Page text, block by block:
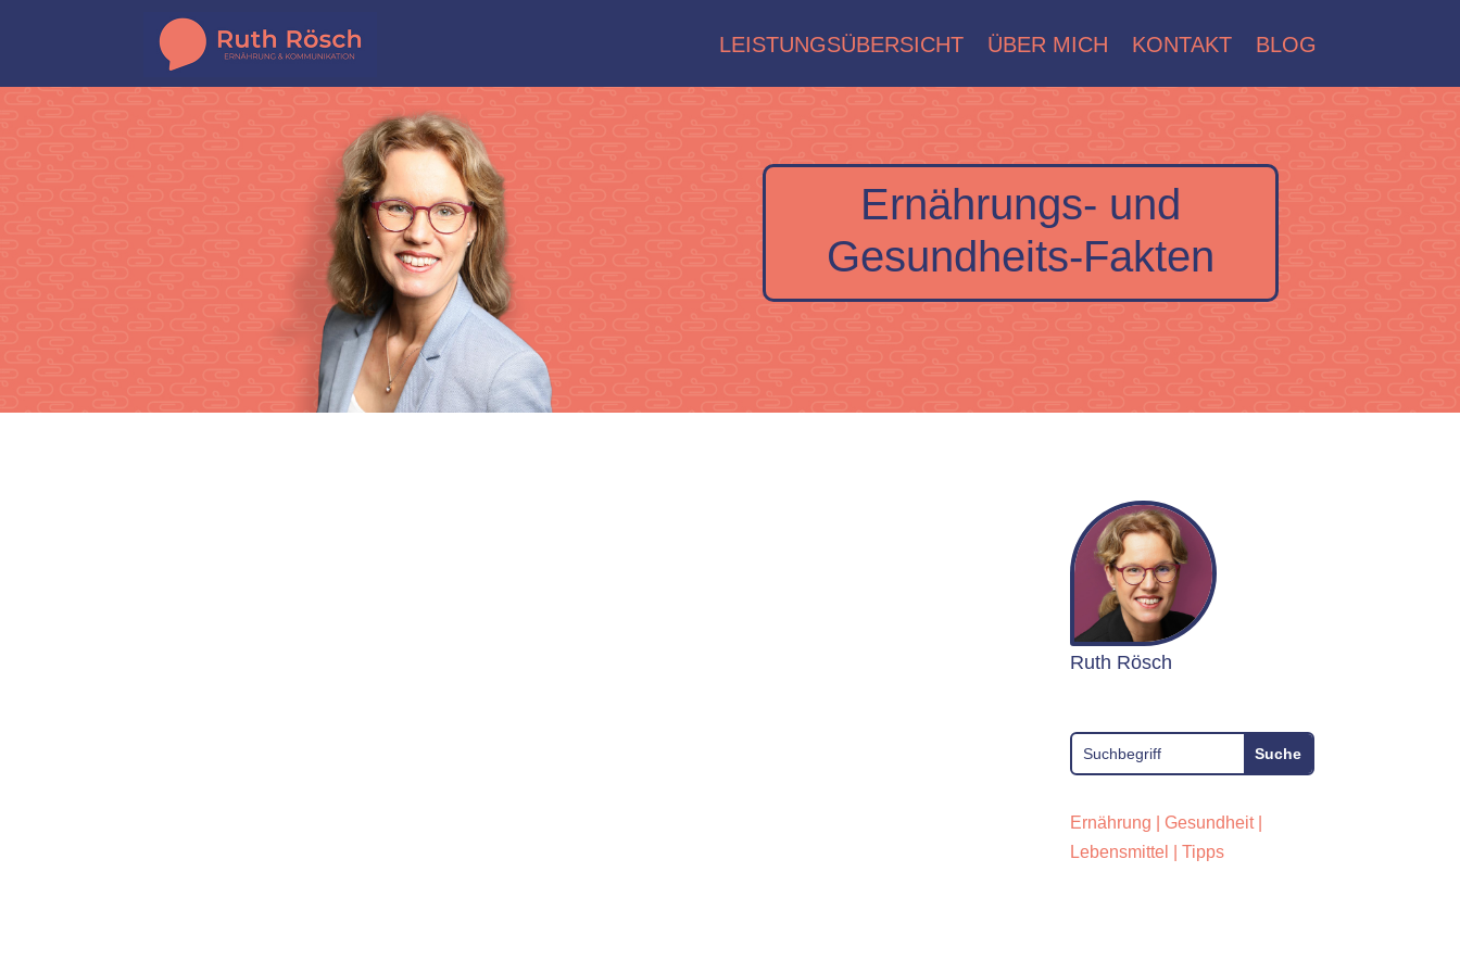
LEISTUNGSÜBERSICHT ÜBER MICH KONTAKT BLOG
Ernährungs- und
Gesundheits-Fakten
Ruth Rösch
Ernährung |Gesundheit|
Lebensmittel
|Tipps